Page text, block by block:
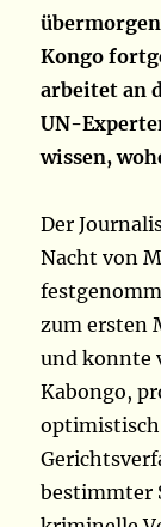
Kongo
arbeitet an
UN-
wissen,
Der
Nacht von
zum ersten
und konnte
Kabongo,
optimistisch
bestimmter